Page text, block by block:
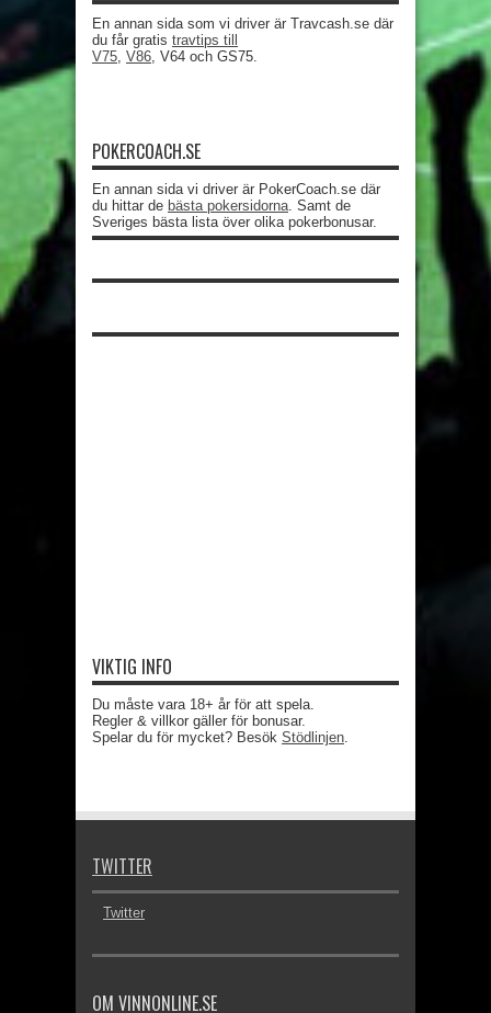
En annan sida som vi driver är Travcash.se där
du får gratis travtips till
V75, V86, V64 och GS75.
POKERCOACH.SE
En annan sida vi driver är PokerCoach.se där
du hittar de bästa pokersidorna. Samt de
Sveriges bästa lista över olika pokerbonusar.
VIKTIG INFO
Du måste vara 18+ år för att spela.
Regler & villkor gäller för bonusar.
Spelar du för mycket? Besök Stödlinjen.
TWITTER
Twitter
OM VINNONLINE.SE